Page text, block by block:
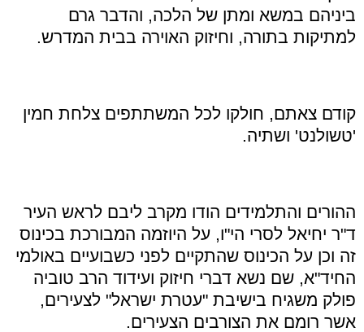
ביניהם במשא ומתן של הלכה, והדבר גרם
למתיקות בתורה, וחיזוק האוירה בבית המדרש.
קודם צאתם, חולקו לכל המשתתפים צלחת חמין
'טשולנט' ושתיה.
ההורים והתלמידים הודו מקרב ליבם לראש העיר
ד"ר יחיאל לסרי הי"ו, על היוזמה המבורכת בכינוס
זה וכן על הכינוס שהתקיים לפני כשבועיים באולמי
החיד"א, שם נשא דברי חיזוק ועידוד הרב טוביה
פולק משגיח בישיבת "עטרת ישראל" לצעירים,
אשר רומם את הצורבים הצעירים.